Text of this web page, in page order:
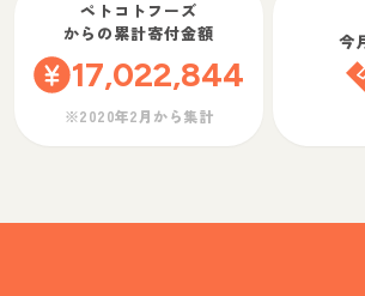
ペトコトフーズ
からの累計寄付金額
17,022,844
※2020年2月から集計
今